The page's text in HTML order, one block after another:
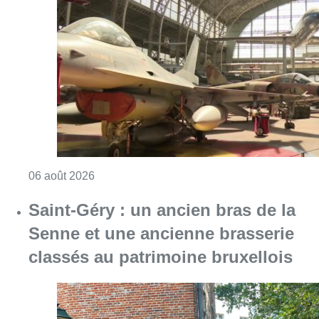
Saint-Géry : un ancien bras de la
Senne et une ancienne brasserie
classés au patrimoine bruxellois